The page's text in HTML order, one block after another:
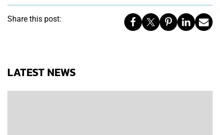
Share this post:
LATEST NEWS